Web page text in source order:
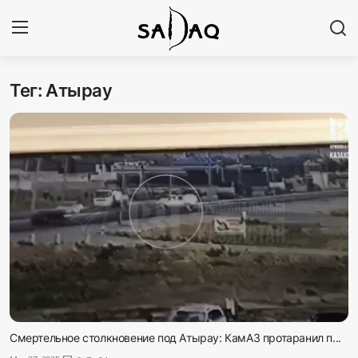
Авторизоваться
Наши контакты
Новости
Политика
Экономика
Тег: Атырау
Смертельное столкновение под Атырау: КамАЗ протаранил п...